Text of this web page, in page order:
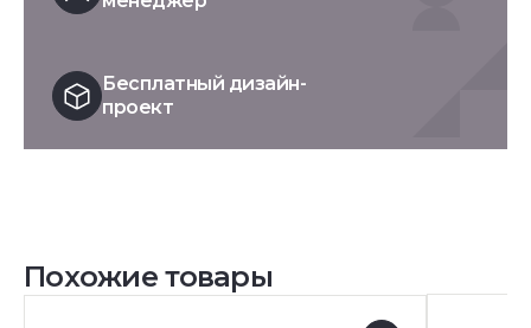
Бесплатный дизайн-
проект
Похожие товары